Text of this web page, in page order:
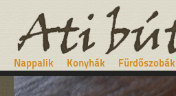
Nappalik Konyhák Fürdőszobák